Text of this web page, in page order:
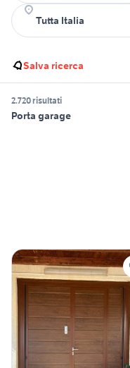
Salva ricerca
2.720 risultati
Porta garage